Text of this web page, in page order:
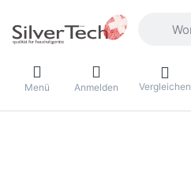
Menü Anmelden Vergleichen